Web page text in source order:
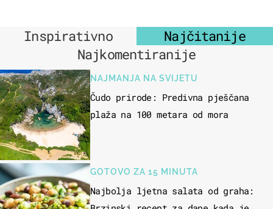
Inspirativno
Najčitanije
Najkomentiranije
NAJMANJA NA SVIJETU
Čudo prirode: Predivna pješčana
plaža na 100 metara od mora
GOTOVO ZA 15 MINUTA
Najbolja ljetna salata od graha: